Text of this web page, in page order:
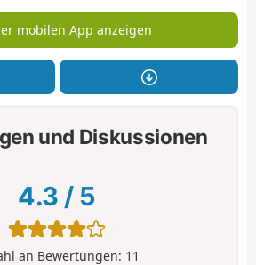
mobilen App anzeigen
und Diskussionen
4.3 / 5
an Bewertungen: 11